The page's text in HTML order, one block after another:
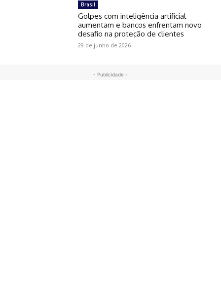
Brasil
Golpes com inteligência artificial
aumentam e bancos enfrentam novo
desafio na proteção de clientes
29 de junho de 2026
- Publicidade -